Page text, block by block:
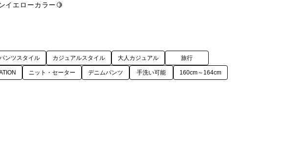
イエローカラー🍋
ンツスタイル カジュアルスタイル 大人カジュアル 旅行
ニット・セーター デニムパンツ 手洗い可能 160cm～164cm